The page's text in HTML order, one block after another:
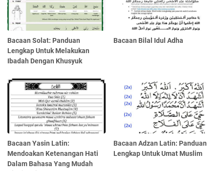
Bacaan Solat: Panduan
Lengkap Untuk Melakukan
Ibadah Dengan Khusyuk
Bacaan Bilal Idul Adha
Bacaan Yasin Latin:
Mendoakan Ketenangan Hati
Dalam Bahasa Yang Mudah
Bacaan Adzan Latin: Panduan
Lengkap Untuk Umat Muslim